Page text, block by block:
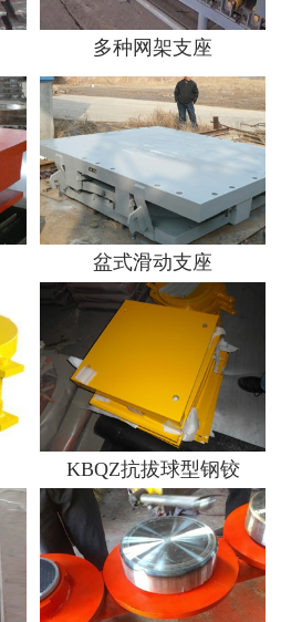
多种网架支座
盆式滑动支座
KBQZ抗拔球型钢铰